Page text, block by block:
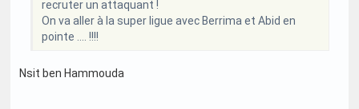
recruter un attaquant !
On va aller à la super ligue avec Berrima et Abid en
pointe .... !!!!
Nsit ben Hammouda